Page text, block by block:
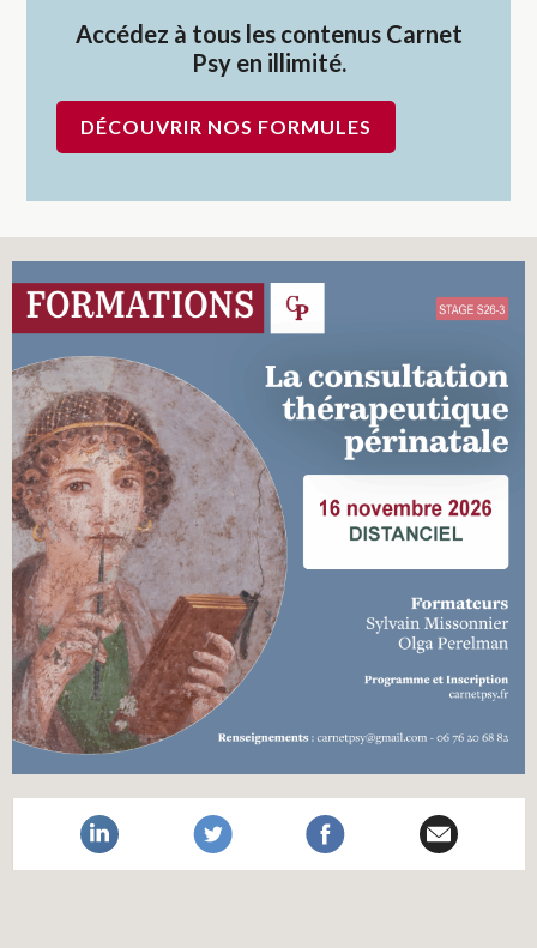
Accédez à tous les contenus Carnet
Psy en illimité.
DÉCOUVRIR NOS FORMULES